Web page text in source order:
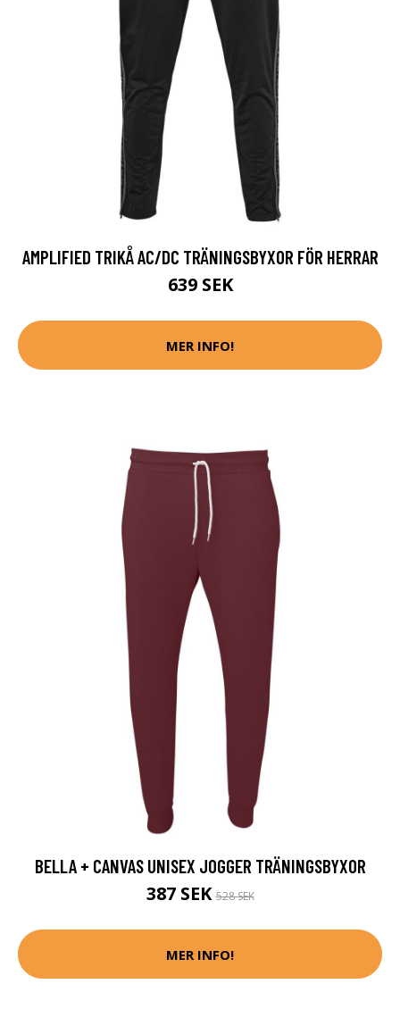
AMPLIFIED TRIKÅ AC/DC TRÄNINGSBYXOR FÖR HERRAR
639 SEK
MER INFO!
BELLA + CANVAS UNISEX JOGGER TRÄNINGSBYXOR
387 SEK528 SEK
MER INFO!